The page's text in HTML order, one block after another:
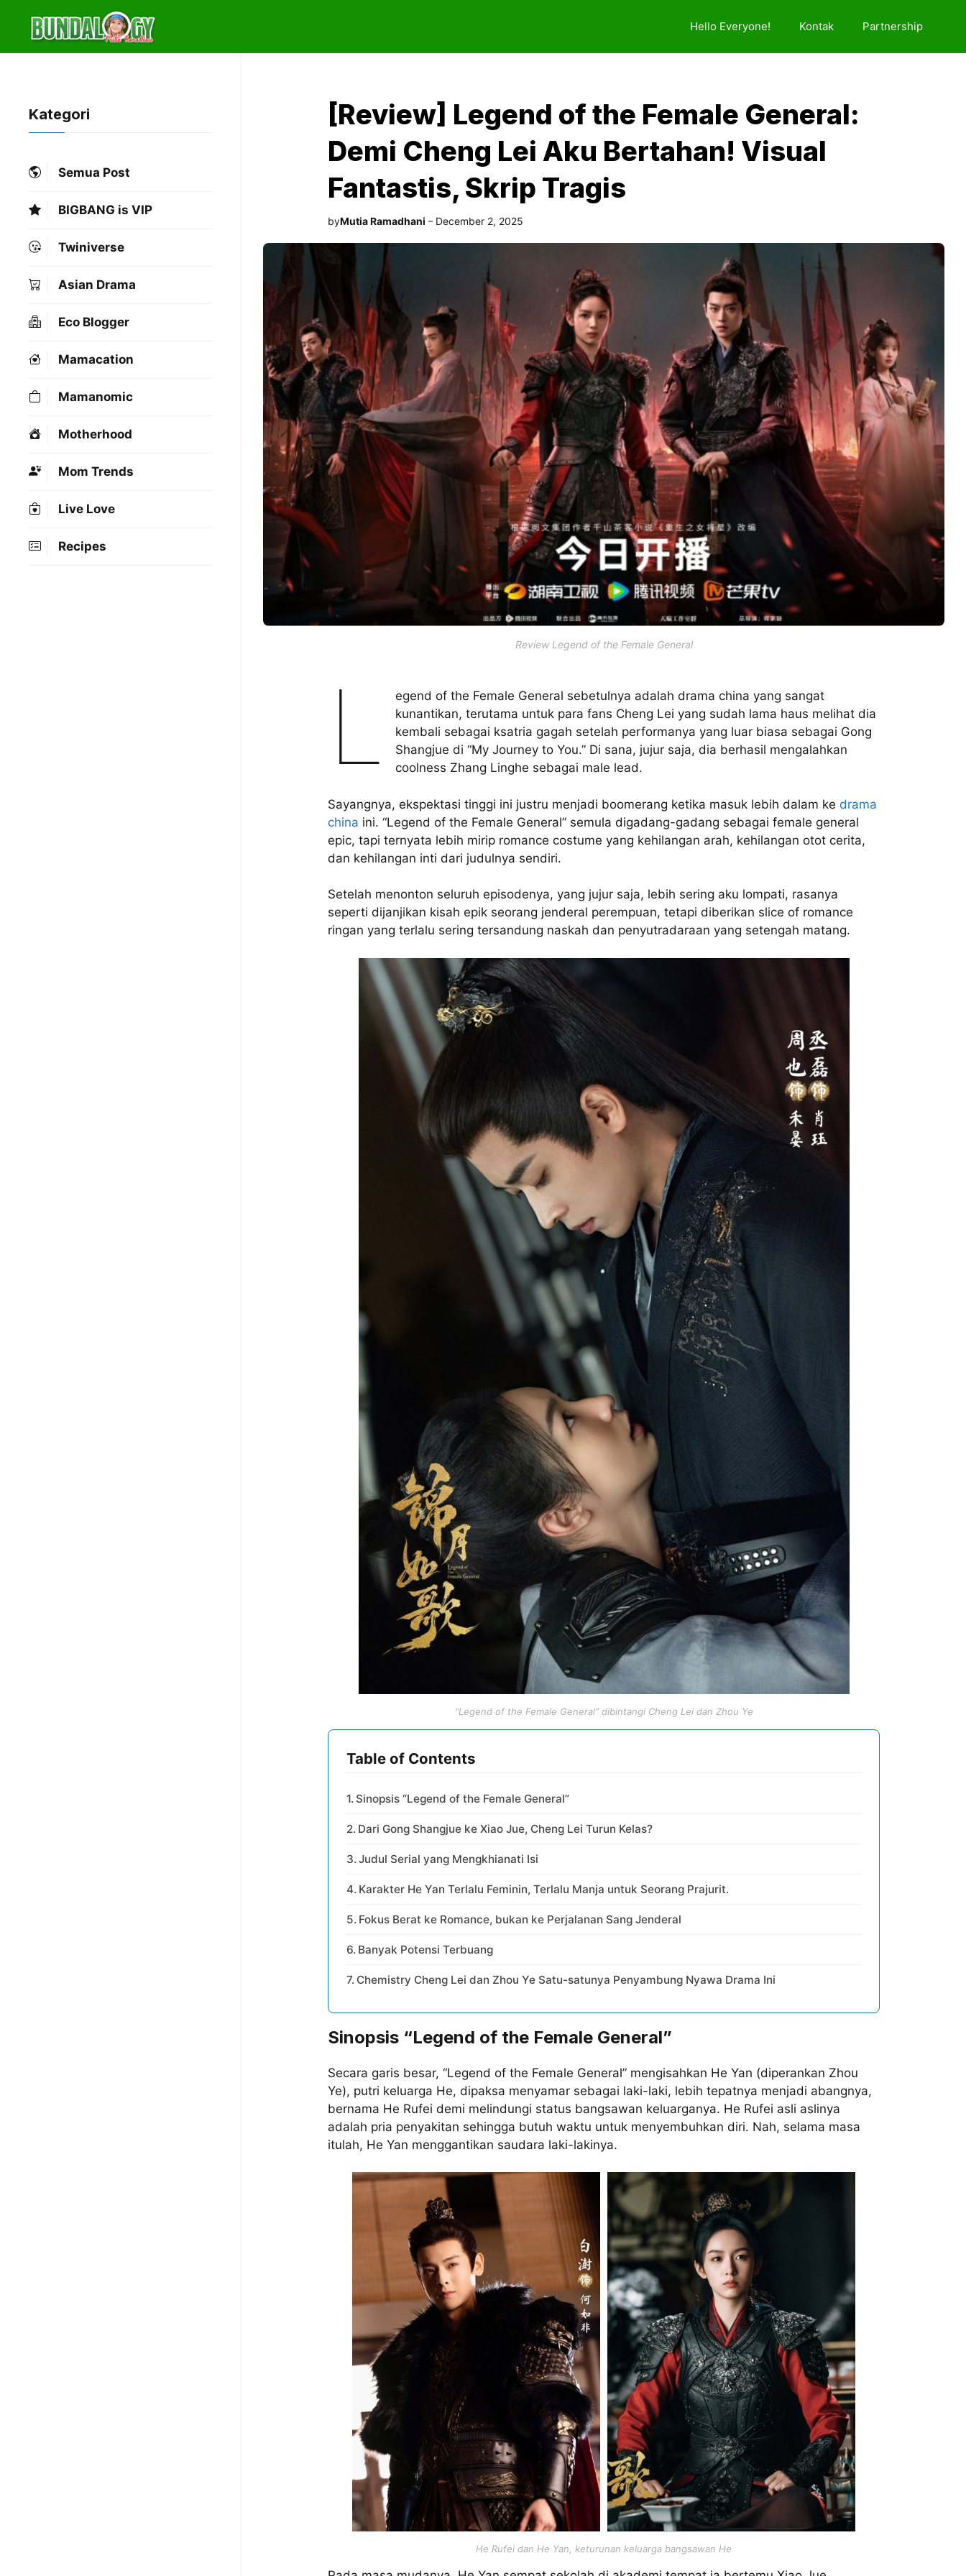
content
Hello Everyone! Kontak Partnership
[Review] Legend of the Female General:
Demi Cheng Lei Aku Bertahan! Visual
Fantastis, Skrip Tragis
byMutia Ramadhani December 2, 2025
Review Legend of the Female General
L
egend of the Female General sebetulnya adalah drama china yang sangat
kunantikan, terutama untuk para fans Cheng Lei yang sudah lama haus melihat dia
kembali sebagai ksatria gagah setelah performanya yang luar biasa sebagai Gong
Shangjue di “My Journey to You.” Di sana, jujur saja, dia berhasil mengalahkan
coolness Zhang Linghe sebagai male lead.
Sayangnya, ekspektasi tinggi ini justru menjadi boomerang ketika masuk lebih dalam ke drama
china ini. “Legend of the Female General” semula digadang-gadang sebagai female general
epic, tapi ternyata lebih mirip romance costume yang kehilangan arah, kehilangan otot cerita,
dan kehilangan inti dari judulnya sendiri.
Setelah menonton seluruh episodenya, yang jujur saja, lebih sering aku lompati, rasanya
seperti dijanjikan kisah epik seorang jenderal perempuan, tetapi diberikan slice of romance
ringan yang terlalu sering tersandung naskah dan penyutradaraan yang setengah matang.
“Legend of the Female General” dibintangi Cheng Lei dan Zhou Ye
Table of Contents
Sinopsis “Legend of the Female General”
Dari Gong Shangjue ke Xiao Jue, Cheng Lei Turun Kelas?
Judul Serial yang Mengkhianati Isi
Karakter He Yan Terlalu Feminin, Terlalu Manja untuk Seorang Prajurit.
Fokus Berat ke Romance, bukan ke Perjalanan Sang Jenderal
Banyak Potensi Terbuang
Chemistry Cheng Lei dan Zhou Ye Satu-satunya Penyambung Nyawa Drama Ini
Sinopsis “Legend of the Female General”
Secara garis besar, “Legend of the Female General” mengisahkan He Yan (diperankan Zhou
Ye), putri keluarga He, dipaksa menyamar sebagai laki-laki, lebih tepatnya menjadi abangnya,
bernama He Rufei demi melindungi status bangsawan keluarganya. He Rufei asli aslinya
adalah pria penyakitan sehingga butuh waktu untuk menyembuhkan diri. Nah, selama masa
itulah, He Yan menggantikan saudara laki-lakinya.
He Rufei dan He Yan, keturunan keluarga bangsawan He
Kategori
Semua Post
BIGBANG is VIP
Twiniverse
Asian Drama
Eco Blogger
Mamacation
Mamanomic
Motherhood
Mom Trends
Live Love
Recipes